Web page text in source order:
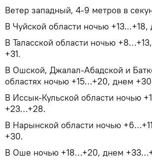
Ветер западный, 4-9 метров в
В Чуйской области ночью
В Таласской области ночью
+31.
В Ошской, Джалал-Абадской и
областях ночью +15…+20, днем
В Иссык-Кульской области ночью
+23…+28.
В Нарынской области ночью
+30.
В Оше ночью +18…+20, днем